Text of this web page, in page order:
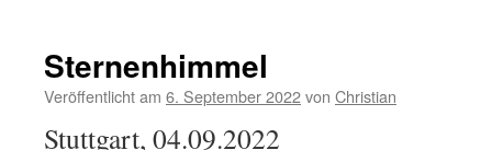
Sternenhimmel
Veröffentlicht am 6. September 2022von Christian
Stuttgart, 04.09.2022